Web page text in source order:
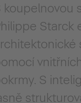
koupelnovou
Starck
S